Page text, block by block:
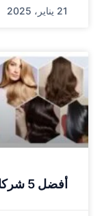
21 يناير، 2025
أفضل 5 شركات لتصنيع الشامبو في الصين